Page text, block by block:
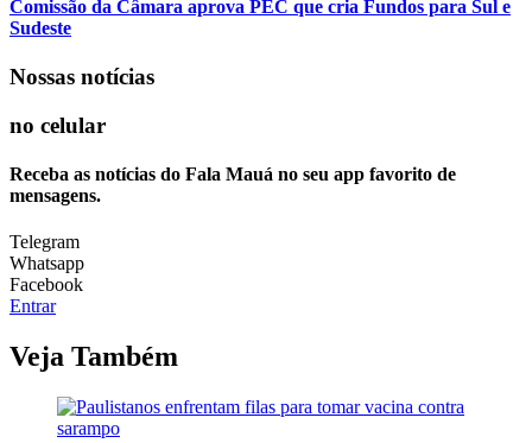
Comissão da Câmara aprova PEC que cria Fundos para Sul e
Sudeste
Nossas notícias
no celular
Receba as notícias do Fala Mauá no seu app favorito de
mensagens.
Telegram
Whatsapp
Facebook
Entrar
Veja Também